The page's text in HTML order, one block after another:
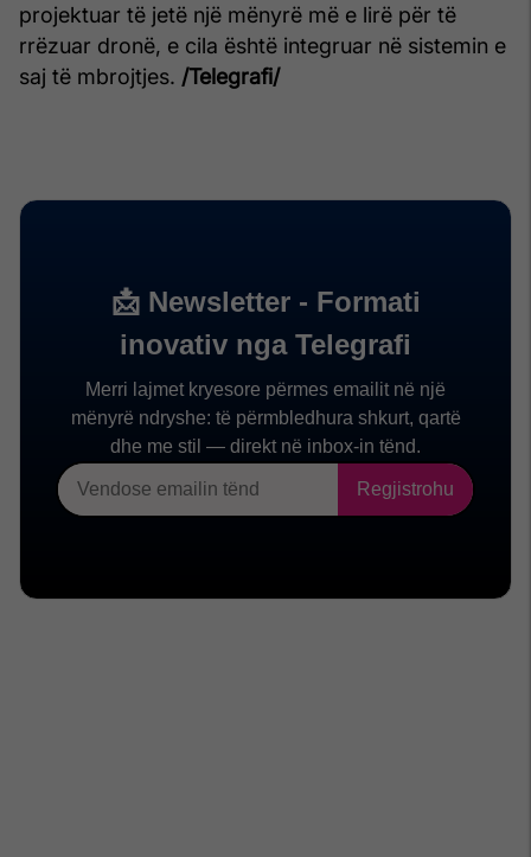
projektuar të jetë një mënyrë më e lirë për të
rrëzuar dronë, e cila është integruar në sistemin e
saj të mbrojtjes. /Telegrafi/